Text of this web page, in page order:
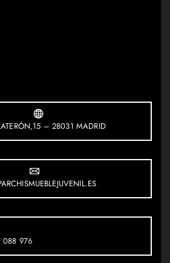
– 28031 MADRID
088 976